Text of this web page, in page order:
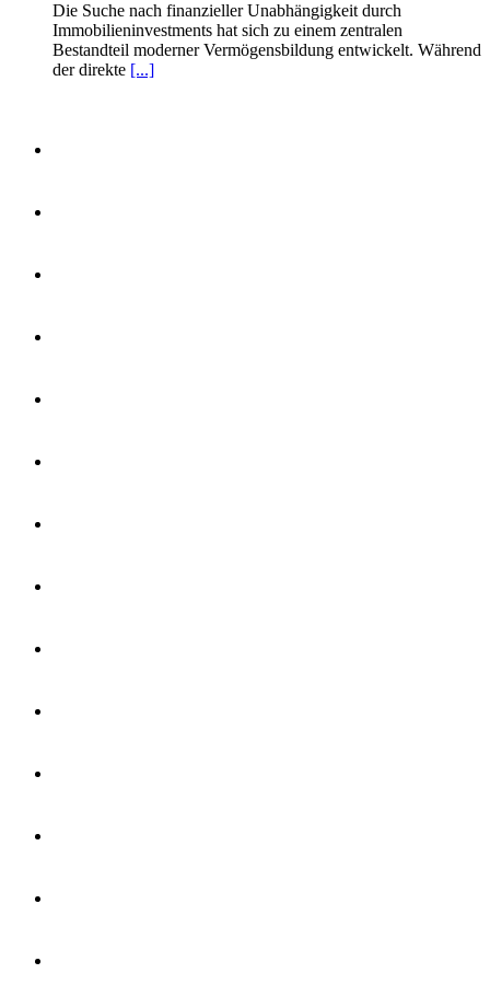
Die Suche nach finanzieller Unabhängigkeit durch
Immobilieninvestments hat sich zu einem zentralen
Bestandteil moderner Vermögensbildung entwickelt. Während
der direkte [...]